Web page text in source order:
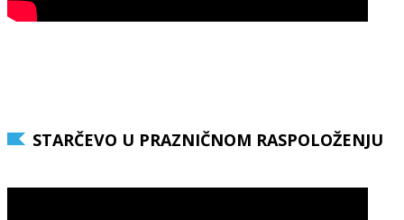
STARČEVO U PRAZNIČNOM RASPOLOŽENJU